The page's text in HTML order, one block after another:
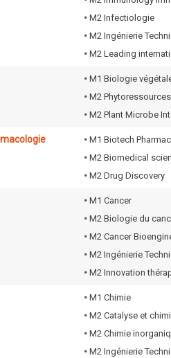
• M2 Infectiologie
• M2 Ingénierie
• M2 Leading
• M1 Biologie
• M2
• M2 Plant Microbe
• M1 Biotech
• M2 Biomedical
• M2 Drug Discovery
• M1 Cancer
• M2 Biologie du
• M2 Cancer
• M2 Ingénierie
• M2 Innovation
• M1 Chimie
• M2 Catalyse et
• M2 Chimie
• M2 Ingénierie